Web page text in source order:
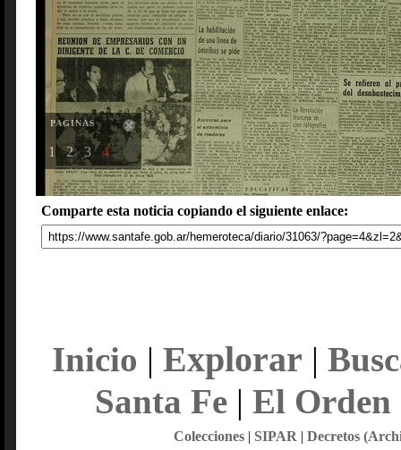
PAGINAS
1 2 3 4
Comparte esta noticia copiando el siguiente enlace:
Inicio | Explorar |
Santa Fe| El Orden
Colecciones| SIPAR | Decretos